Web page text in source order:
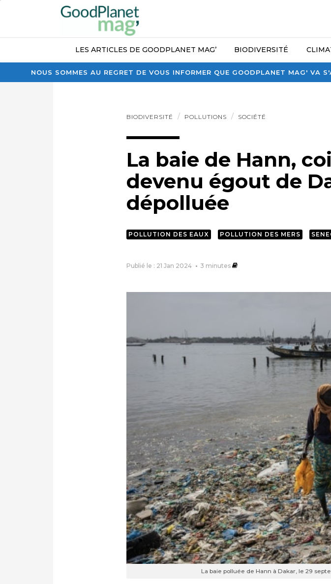
NOUS SOMMES AU REGRET DE VOUS INFORMER QUE GOODPLANET MAG' VA
LES ARTICLES DE GOODPLANET MAG’ BIODIVERSITÉ
BIODIVERSITÉ POLLUTIONS SOCIÉTÉ
La baie de Hann,
devenu égout de
dépolluée
POLLUTION DES EAUX POLLUTION DES MERS
Publié le : 21 Jan 2024 3 minutes
La baie polluée de Hann à Dakar, le 29